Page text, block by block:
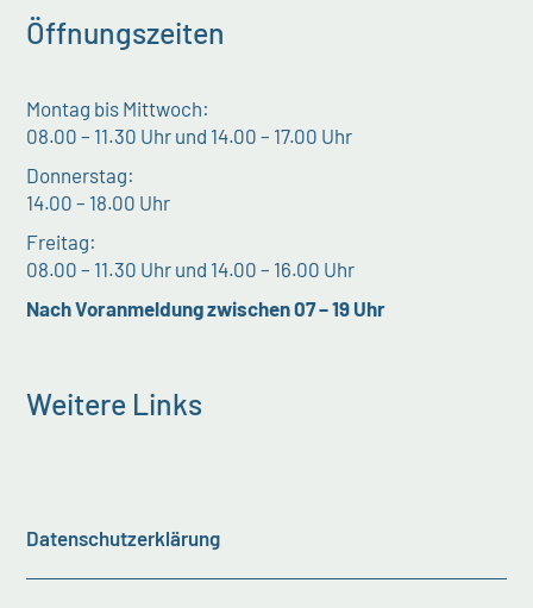
Öffnungszeiten
Montag bis Mittwoch:
08.00 – 11.30 Uhr und 14.00 – 17.00 Uhr
Donnerstag:
14.00 – 18.00 Uhr
Freitag:
08.00 – 11.30 Uhr und 14.00 – 16.00 Uhr
Nach Voranmeldung zwischen 07 – 19 Uhr
Weitere Links
Datenschutzerklärung